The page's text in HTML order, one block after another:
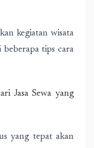
kegiatan wisata
tips cara
Jasa Sewa yang
yang tepat akan